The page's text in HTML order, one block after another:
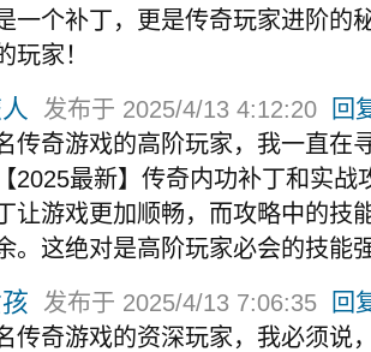
一个补丁，更是传奇玩家进阶的
玩家！
发布于 2025/4/13 4:12:20
回
传奇游戏的高阶玩家，我一直在
2025最新】传奇内功补丁和实战
让游戏更加顺畅，而攻略中的技
。这绝对是高阶玩家必会的技能
发布于 2025/4/13 7:06:35
回
传奇游戏的资深玩家，我必须说